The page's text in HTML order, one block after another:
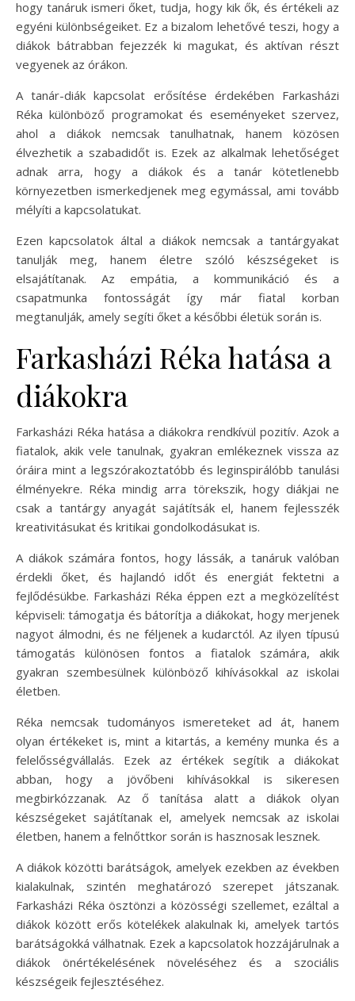
hogy tanáruk ismeri őket, tudja, hogy kik ők, és értékeli az
egyéni különbségeiket. Ez a bizalom lehetővé teszi, hogy a
diákok bátrabban fejezzék ki magukat, és aktívan részt
vegyenek az órákon.
A tanár-diák kapcsolat erősítése érdekében Farkasházi
Réka különböző programokat és eseményeket szervez,
ahol a diákok nemcsak tanulhatnak, hanem közösen
élvezhetik a szabadidőt is. Ezek az alkalmak lehetőséget
adnak arra, hogy a diákok és a tanár kötetlenebb
környezetben ismerkedjenek meg egymással, ami tovább
mélyíti a kapcsolatukat.
Ezen kapcsolatok által a diákok nemcsak a tantárgyakat
tanulják meg, hanem életre szóló készségeket is
elsajátítanak. Az empátia, a kommunikáció és a
csapatmunka fontosságát így már fiatal korban
megtanulják, amely segíti őket a későbbi életük során is.
Farkasházi Réka hatása a
diákokra
Farkasházi Réka hatása a diákokra rendkívül pozitív. Azok a
fiatalok, akik vele tanulnak, gyakran emlékeznek vissza az
óráira mint a legszórakoztatóbb és leginspirálóbb tanulási
élményekre. Réka mindig arra törekszik, hogy diákjai ne
csak a tantárgy anyagát sajátítsák el, hanem fejlesszék
kreativitásukat és kritikai gondolkodásukat is.
A diákok számára fontos, hogy lássák, a tanáruk valóban
érdekli őket, és hajlandó időt és energiát fektetni a
fejlődésükbe. Farkasházi Réka éppen ezt a megközelítést
képviseli: támogatja és bátorítja a diákokat, hogy merjenek
nagyot álmodni, és ne féljenek a kudarctól. Az ilyen típusú
támogatás különösen fontos a fiatalok számára, akik
gyakran szembesülnek különböző kihívásokkal az iskolai
életben.
Réka nemcsak tudományos ismereteket ad át, hanem
olyan értékeket is, mint a kitartás, a kemény munka és a
felelősségvállalás. Ezek az értékek segítik a diákokat
abban, hogy a jövőbeni kihívásokkal is sikeresen
megbirkózzanak. Az ő tanítása alatt a diákok olyan
készségeket sajátítanak el, amelyek nemcsak az iskolai
életben, hanem a felnőttkor során is hasznosak lesznek.
A diákok közötti barátságok, amelyek ezekben az években
kialakulnak, szintén meghatározó szerepet játszanak.
Farkasházi Réka ösztönzi a közösségi szellemet, ezáltal a
diákok között erős kötelékek alakulnak ki, amelyek tartós
barátságokká válhatnak. Ezek a kapcsolatok hozzájárulnak a
diákok önértékelésének növeléséhez és a szociális
készségeik fejlesztéséhez.